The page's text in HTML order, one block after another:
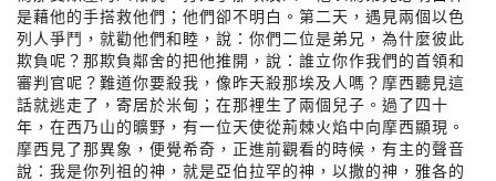
是藉他的手搭救他們；他們卻不明白。第二天，遇見兩個以色
列人爭鬥，就勸他們和睦，說：你們二位是弟兄，為什麼彼此
欺負呢？那欺負鄰舍的把他推開，說：誰立你作我們的首領和
審判官呢？難道你要殺我，像昨天殺那埃及人嗎？摩西聽見這
話就逃走了，寄居於米甸；在那裡生了兩個兒子。過了四十
年，在西乃山的曠野，有一位天使從荊棘火焰中向摩西顯現。
摩西見了那異象，便覺希奇，正進前觀看的時候，有主的聲音
說：我是你列祖的神，就是亞伯拉罕的神，以撒的神，雅各的